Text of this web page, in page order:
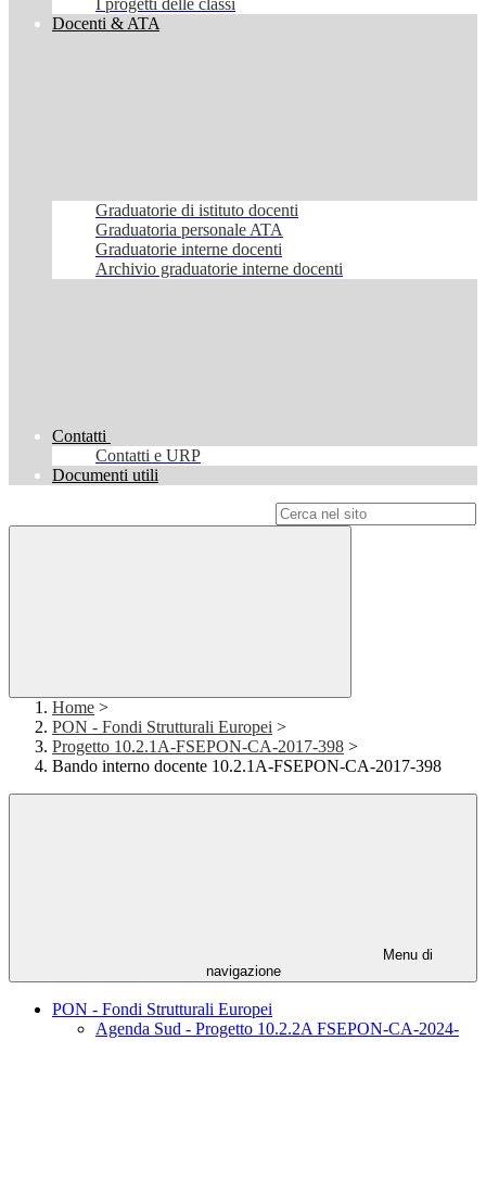
I progetti delle classi
Docenti & ATA
Graduatorie di istituto docenti
Graduatoria personale ATA
Graduatorie interne docenti
Archivio graduatorie interne docenti
Contatti
Contatti e URP
Documenti utili
Home >
PON - Fondi Strutturali Europei >
Progetto 10.2.1A-FSEPON-CA-2017-398 >
Bando interno docente 10.2.1A-FSEPON-CA-2017-398
Menu di
navigazione
PON - Fondi Strutturali Europei
Agenda Sud - Progetto 10.2.2A FSEPON-CA-2024-